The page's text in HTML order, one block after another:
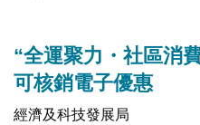
“全運聚力・社區消
可核銷電子優惠
經濟及科技發展局